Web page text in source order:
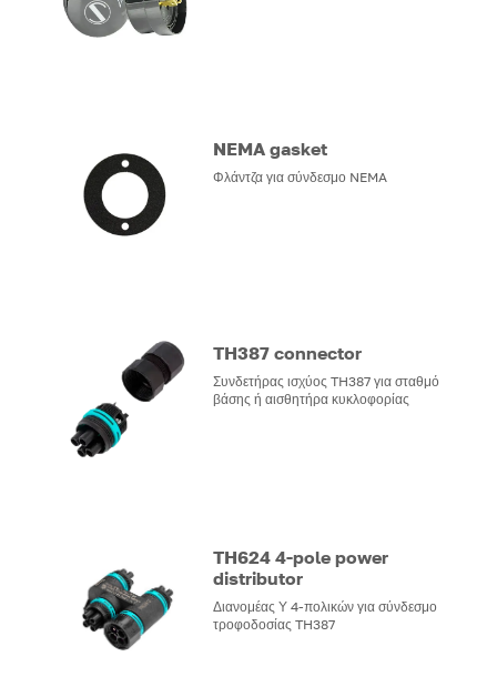
NEMA gasket
Φλάντζα για σύνδεσμο NEMA
TH387 connector
Συνδετήρας ισχύος TH387 για σταθμό
βάσης ή αισθητήρα κυκλοφορίας
TH624 4-pole power
distributor
Διανομέας Υ 4-πολικών για σύνδεσμο
τροφοδοσίας TH387